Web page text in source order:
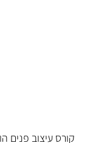
קורס עיצוב פנים